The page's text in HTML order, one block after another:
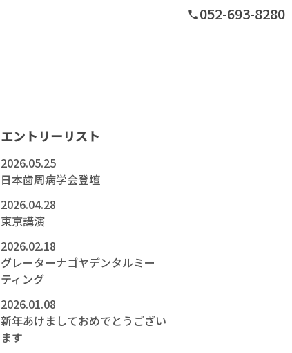
phone052-693-8280
エントリーリスト
2026.05.25
日本歯周病学会登壇
2026.04.28
東京講演
2026.02.18
グレーターナゴヤデンタルミー
ティング
2026.01.08
新年あけましておめでとうござい
ます